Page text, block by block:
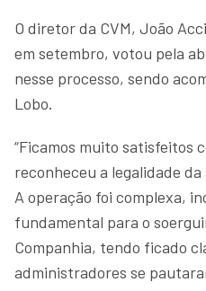
O diretor da CVM, João
em setembro, votou pela
nesse processo, sendo
Lobo.
“Ficamos muito satisfeitos
reconheceu a legalidade
A operação foi complexa,
fundamental para o
Companhia, tendo ficado
administradores se